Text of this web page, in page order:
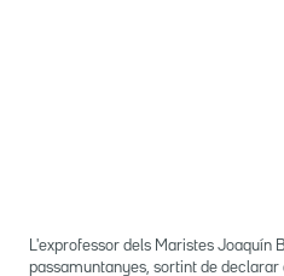
L'exprofessor dels Maristes Joaquín
passamuntanyes, sortint de declarar